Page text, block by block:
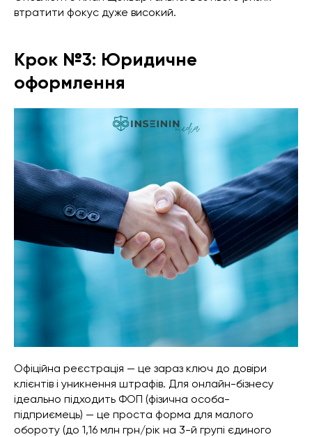
втратити фокус дуже високий.
Крок №3: Юридичне
оформлення
Офіційна реєстрація — це зараз ключ до довіри
клієнтів і уникнення штрафів. Для онлайн-бізнесу
ідеально підходить ФОП (фізична особа-
підприємець) — це проста форма для малого
обороту (до 1,16 млн грн/рік на 3-й групі єдиного